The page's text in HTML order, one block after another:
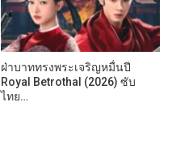
ฝ่าบาททรงพระเจริญหมื่นปี
Royal Betrothal (2026) ซับ
ไทย…